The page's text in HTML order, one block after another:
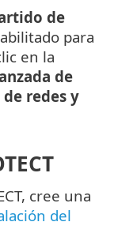
de
para
en la
de
redes y
cree una
del